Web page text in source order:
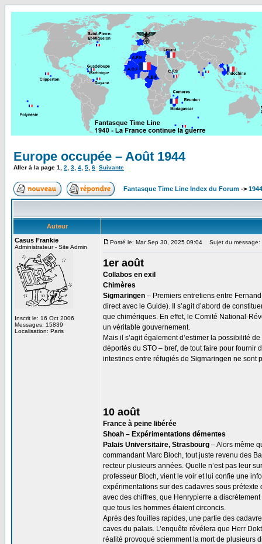
Europe occupée – Août 1944
Aller à la page 1 2 3 4 5 6 Suivante
Fantasque Time Line Index du Forum ->
Auteur
Casus Frankie
Administrateur - Site Admin
Inscrit le: 16 Oct 2006
Messages: 15839
Localisation: Paris
Posté le: Mar Sep 30, 2025 09:04 Sujet du message:
1er août
Collabos en exil
Chimères
Sigmaringen – Premiers entretiens entre
direct avec le Guide). Il s’agit d’abord de
que chimériques. En effet, le Comité National-
un véritable gouvernement.
Mais il s’agit également d’estimer la possibilité
déportés du STO – bref, de tout faire pour fournir
intestines entre réfugiés de Sigmaringen ne sont
10 août
France à peine libérée
Shoah – Expérimentations démentes
Palais Universitaire, Strasbourg – Alors même
commandant Marc Bloch, tout juste revenu des
recteur plusieurs années. Quelle n’est pas leur
professeur Bloch, vient le voir et lui confie une
expérimentations sur des cadavres sous prétexte
avec des chiffres, que Henrypierre a
que tous les hommes étaient circoncis.
Après des fouilles rapides, une partie des
caves du palais. L’enquête révélera que Herr
réalité provoqué sciemment la mort de plusieurs